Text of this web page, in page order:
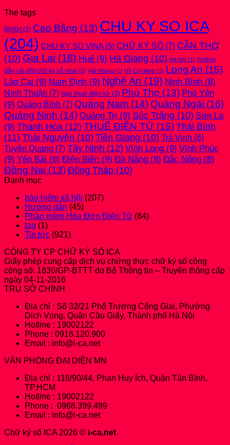
qua
công
ty
thuộc
qua
mạng
cài
đặt
mới
nhất
!!!
The tags
BHXH (2) Cao Bằng (13) CHU KY SO ICA
(204) CHU KY SO VINA(5) CHỮ KÝ SỐ (7) CẦN THƠ
(10) Gia Lai (18) Huế (9) Hà Giang (10) Hà Nội (1) hướng
dẫn cài đặt chữ ký số vina (2) Hải Phòng (1) Hồ Chí Minh (1) Long An (15)
Lào Cai (9) Nam Định (9) Nghệ An (19) Ninh Bình (8)
Ninh Thuận (7) nộp thuế điện tử (3) Phú Thọ (13) Phú Yên
(9) Quảng Bình (7) Quảng Nam (14) Quảng Ngãi (16)
Quảng Ninh (14) Quảng Trị (9) Sóc Trăng (10) Sơn La
(9) Thanh Hóa (12) THUẾ ĐIỆN TỬ (15) Thái Bình
(11) Thái Nguyên (10) Tiền Giang (10) Trà Vinh (6)
Tuyên Quang (7) Tây Ninh (12) Vĩnh Long (9) Vĩnh Phúc
(9) Yên Bái (8) Điện Biên (9) Đà Nẵng (8) Đắc Nông (8)
Đồng Nai (13) Đồng Tháp (10)
Danh mục
bảo hiểm xã hội (207)
Hướng dẫn (45)
Phần mềm Hóa Đơn Điện Tử (84)
tag (1)
Tin tức (921)
CÔNG TY CP CHỮ KÝ SỐ ICA
Giấy phép cung cấp dịch vụ chứng thực chữ ký số công
cộng số: 1830/GP-BTTT do Bộ Thông tin – Truyền thông cấp
ngày 04-11-2016
TRỤ SỞ CHÍNH
Địa chỉ : Số 32/21 Phố Trương Công Giai, Phường
Dịch Vọng, Quận Cầu Giấy, Thành phố Hà Nội
Hotline : 19002122
Phone : 0916.120.900
Email : info@i-ca.net
VĂN PHÒNG ĐẠI DIỆN MN
Địa chỉ : 118/90/44, Phan Huy Ích, Quận Tân Bình,
TP.HCM
Hotline : 19002122
Phone : 0968.399.499
Email : info@i-ca.net
Chữ ký số ICA 2026 © i-ca.net